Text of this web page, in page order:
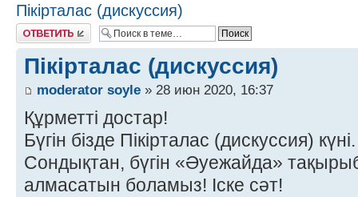
Пікірталас (дискуссия)
Ответить
Пікірталас (дискуссия)
moderator soyle » 28 июн 2020, 16:37
Құрметті достар!
Бүгін бізде Пікірталас (дискуссия) күні.
Сондықтан, бүгін «Әуежайда»
алмасатын боламыз! Іске сәт!